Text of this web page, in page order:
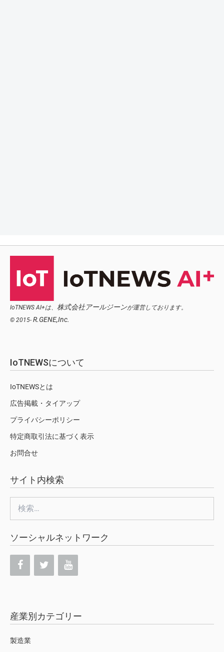
IoTNEWS AI+は、 株式会社アールジーンが運営しております。
© 2015- R.GENE,Inc.
IoTNEWSについて
IoTNEWSとは
広告掲載・タイアップ
プライバシーポリシー
特定商取引法に基づく表示
お問合せ
サイト内検索
索:
ソーシャルネットワーク
産業別カテゴリー
製造業